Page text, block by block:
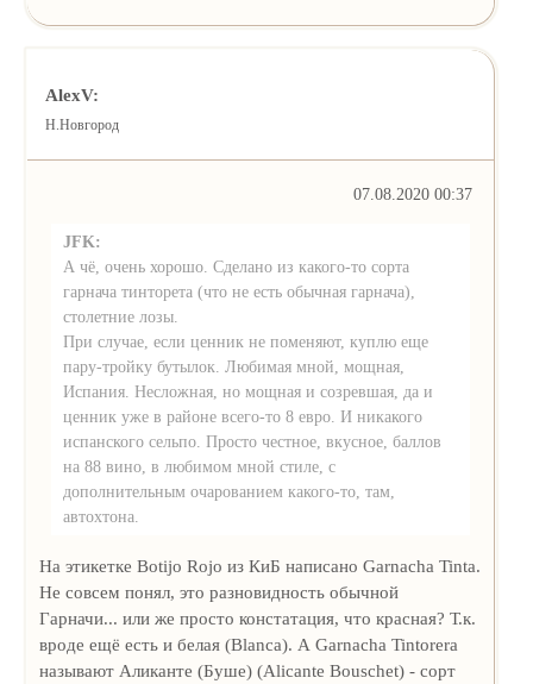
AlexV:
Н.Новгород
07.08.2020 00:37
JFK:
А чё, очень хорошо. Сделано из какого-то сорта
гарнача тинторета (что не есть обычная гарнача),
столетние лозы.
При случае, если ценник не поменяют, куплю еще
пару-тройку бутылок. Любимая мной, мощная,
Испания. Несложная, но мощная и созревшая, да и
ценник уже в районе всего-то 8 евро. И никакого
испанского сельпо. Просто честное, вкусное, баллов
на 88 вино, в любимом мной стиле, с
дополнительным очарованием какого-то, там,
автохтона.
На этикетке Botijo Rojo из КиБ написано Garnacha Tinta.
Не совсем понял, это разновидность обычной
Гарначи... или же просто констатация, что красная? Т.к.
вроде ещё есть и белая (Blanca). А Garnacha Tintorera
называют Аликанте (Буше) (Alicante Bouschet) - сорт